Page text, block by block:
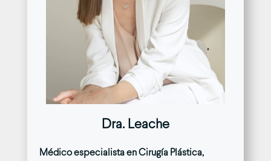
Dra. Leache
Médico especialista en Cirugía Plástica,